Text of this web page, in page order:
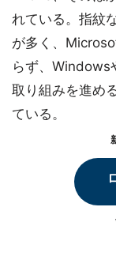
れている。指紋
が多く、
らず、Windows
取り組みを進め
ている。